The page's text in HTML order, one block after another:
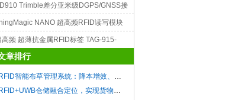
块
Trimble差分亚米级DGPS/GNSS接
NANO 超高频RFID读写模块
高频 超薄抗金属RFID标签 TAG-915-
S章排行
RFID智能布草管理系统：降本增效、全流程追溯把控
RFID+UWB仓储融合定位，实现货物快速定位查找